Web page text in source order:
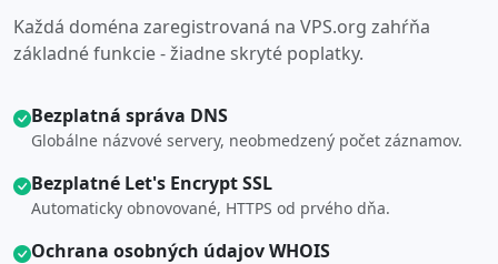
Každá doména zaregistrovaná na VPS.org zahŕňa
základné funkcie - žiadne skryté poplatky.
Bezplatná správa DNS
Globálne názvové servery, neobmedzený počet záznamov.
Bezplatné Let's Encrypt SSL
Automaticky obnovované, HTTPS od prvého dňa.
Ochrana osobných údajov WHOIS